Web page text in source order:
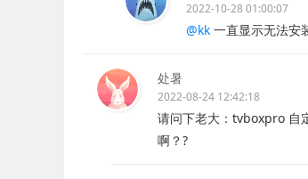
2022-10-28 01:00:07
@kk 一直显示无法安
处暑
2022-08-24 12:42:18
请问下老大：tvboxpro 自
啊？?